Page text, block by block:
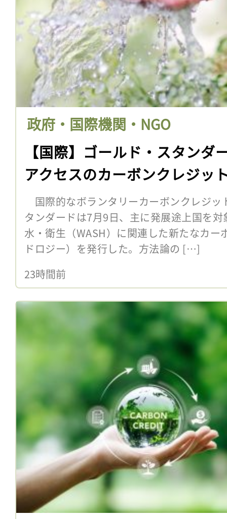
政府・国際機関・NGO
【国際】ゴールド・スタンダ
アクセスのカーボンクレジッ
国際的なボランタリーカーボンクレジッ
タンダードは7月9日、主に発展途上国を
水・衛生（WASH）に関連した新たなカー
ドロジー）を発行した。方法論の […]
23時間前